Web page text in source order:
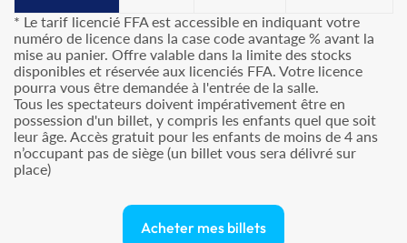
* Le tarif licencié FFA est accessible en indiquant votre
numéro de licence dans la case code avantage % avant la
mise au panier. Offre valable dans la limite des stocks
disponibles et réservée aux licenciés FFA. Votre licence
pourra vous être demandée à l'entrée de la salle.
Tous les spectateurs doivent impérativement être en
possession d'un billet, y compris les enfants quel que soit
leur âge. Accès gratuit pour les enfants de moins de 4 ans
n’occupant pas de siège (un billet vous sera délivré sur
place)
Acheter mes billets